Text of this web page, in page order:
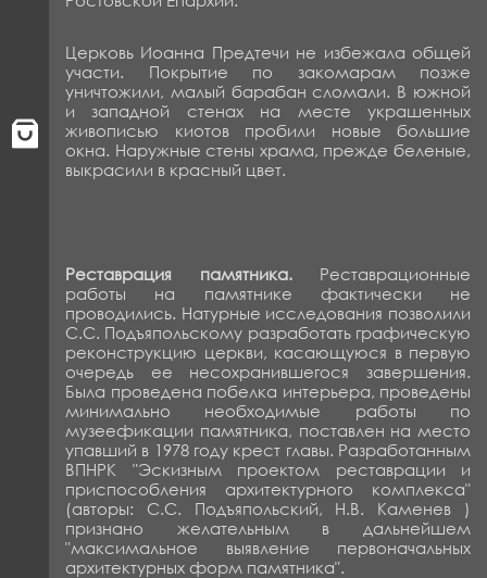
Церковь Иоанна Предтечи не избежала общей
участи. Покрытие по закомарам позже
уничтожили, малый барабан сломали. В южной
и западной стенах на месте украшенных
живописью киотов пробили новые большие
окна. Наружные стены храма, прежде беленые,
выкрасили в красный цвет.
Реставрация памятника.Реставрационные
работы на памятнике фактически не
проводились. Натурные исследования позволили
С.С. Подъяпольскому разработать графическую
реконструкцию церкви, касающуюся в первую
очередь ее несохранившегося завершения.
Была проведена побелка интерьера, проведены
минимально необходимые работы по
музеефикации памят­ника, поставлен на место
упавший в 1978 году крест главы. Разра­ботанным
ВПНРК "Эскизным проектом реставрации и
приспособления архитектурного комплекса"
(авторы: С.С. Подъяпольский, Н.В. Каменев )
признано желательным в дальнейшем
"максимальное выявление пер­воначальных
архитектурных форм памятника".